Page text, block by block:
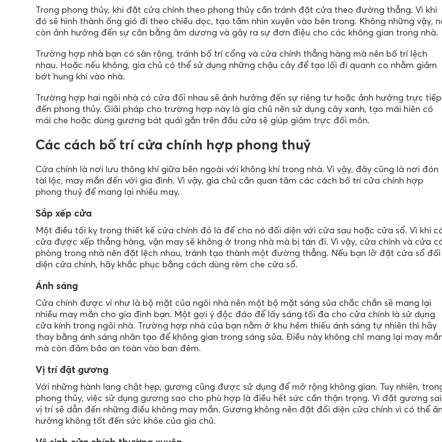
Trong phong thủy, khi đặt cửa chính theo phong thủy cần tránh đặt cửa theo đường thẳng. Vì khi
đó sẽ hình thành ống gió đi theo chiều dọc, tạo tầm nhìn xuyên vào bên trong. Không những vậy,
còn ảnh hưởng đến sự cân bằng âm dương và gây ra sự đơn điệu cho các không gian trong nhà.
Trường hợp nhà bạn có sân rộng, tránh bố trí cổng và cửa chính thẳng hàng mà nên bố trí lệch
nhau. Hoặc nếu không, gia chủ có thể sử dụng những chậu cây để tạo lối đi quanh co nhằm giảm
bớt hung khí vào nhà.
Trường hợp hai ngôi nhà có cửa đối nhau sẽ ảnh hưởng đến sự riêng tư hoặc ảnh hưởng trực tiếp
đến phong thủy. Giải pháp cho trường hợp này là gia chủ nên sử dụng cây xanh, tạo mái hiên có
mái che hoặc dùng gương bát quái gắn trên đầu cửa sẽ giúp giảm trực đối môn.
Các cách bố trí cửa chính hợp phong thuỷ
Cửa chính là nơi lưu thông khí giữa bên ngoài với không khí trong nhà. Vì vậy, đây cũng là nơi đón
tài lộc, may mắn đến với gia đình. Vì vậy, gia chủ cần quan tâm các cách bố trí cửa chính hợp
phong thuỷ để mang lại nhiều may.
Sắp xếp cửa
Một điều tối kỵ trong thiết kế cửa chính đó là để cho nó đối diện với cửa sau hoặc cửa sổ. Vì khi
cửa được xếp thẳng hàng, vận may sẽ không ở trong nhà mà bị tán đi. Vì vậy, cửa chính và cửa
phòng trong nhà nên đặt lệch nhau, tránh tạo thành một đường thẳng. Nếu bạn lỡ đặt cửa sổ đối
diện cửa chính, hãy khắc phục bằng cách dùng rèm che cửa sổ.
Ánh sáng
Cửa chính được ví như là bộ mặt của ngôi nhà nên một bộ mặt sáng sủa chắc chắn sẽ mang lại
nhiều may mắn cho gia đình bạn. Một gợi ý độc đáo để lấy sáng tối đa cho cửa chính là sử dụng
cửa kính trong ngôi nhà. Trường hợp nhà của bạn nằm ở khu hẻm thiếu ánh sáng tự nhiên thì hãy
thay bằng ánh sáng nhân tạo để không gian trong sáng sủa. Điều này không chỉ mang lại may
mà còn đảm bảo an toàn vào ban đêm.
Vị trí đặt gương
Với những hành lang chật hẹp, gương cũng được sử dụng để mở rộng không gian. Tuy nhiên,
phong thủy, việc sử dụng gương sao cho phù hợp là điều hết sức cần thận trọng. Vì đặt gương sai
vị trí sẽ dẫn đến những điều không may mắn. Gương không nên đặt đối diện cửa chính vì có thể
hưởng không tốt đến sức khỏe của gia chủ.